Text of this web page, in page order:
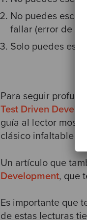
No puedes
fallar (error de
Solo puedes
Para seguir
Test Driven
guía al lector
clásico infaltable
Un artículo que
Development, que
Es importante que
de estas lecturas